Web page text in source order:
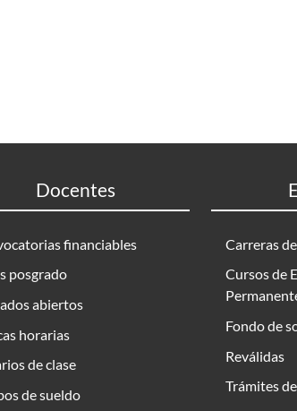
Docentes
financiables
posgrado
abiertos
horarias
de clase
de sueldo
Carreras
Cursos de
Fondo de
Reválidas
Trámites